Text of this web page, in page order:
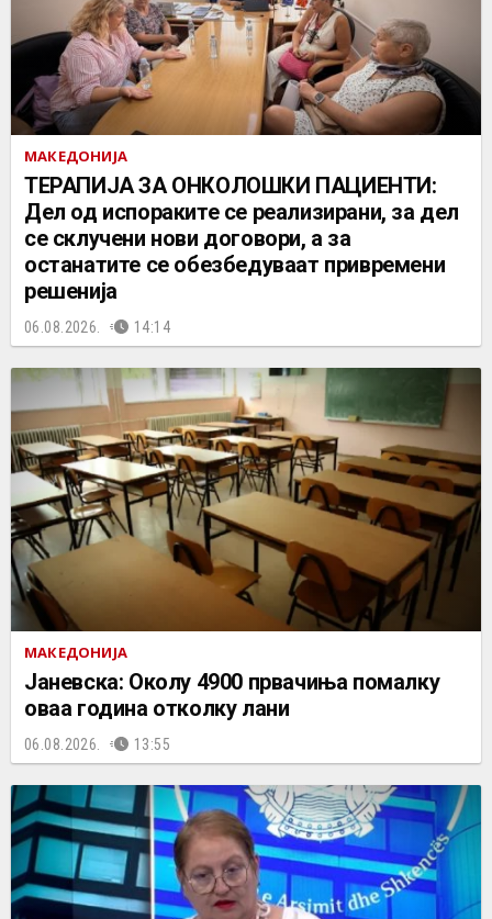
МАКЕДОНИЈА
ТЕРАПИЈА ЗА ОНКОЛОШКИ ПАЦИЕНТИ:
Дел од испораките се реализирани, за дел
се склучени нови договори, а за
останатите се обезбедуваат привремени
решенија
06.08.2026. 14:14
МАКЕДОНИЈА
Јаневска: Околу 4900 првачиња помалку
оваа година отколку лани
06.08.2026. 13:55